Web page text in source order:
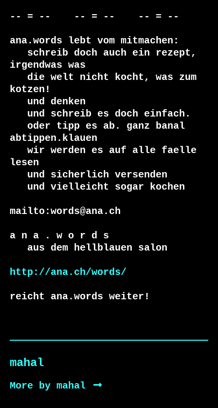
-- = --    -- = --    -- = --
ana.words lebt vom mitmachen:
irgendwas was
kotzen!
abtippen.klauen
lesen
mailto:words@ana.ch
a n a . w o r d s
http://ana.ch/words/
reicht ana.words weiter!
mahal
More by mahal